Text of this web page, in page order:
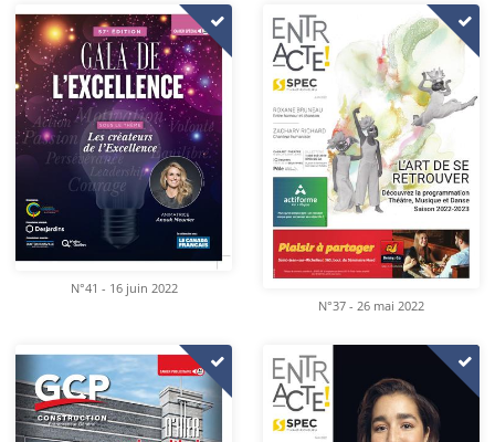
N°41 - 16 juin 2022
N°37 - 26 mai 2022